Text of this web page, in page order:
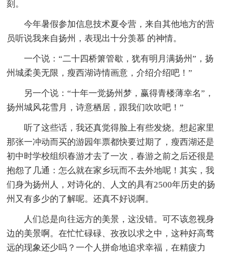
刻。
今年暑假参加信息技术夏令营，来自其他地方的营
员听说我来自扬州，表现出十分羡慕 的神情。
一个说：“二十四桥箫管歇，犹有明月满扬州”，扬
州城柔美无限，瘦西湖诗情画意，介绍介绍吧！”
另一个说：“十年一觉扬州梦，赢得青楼薄幸名”，
扬州城风花雪月，诗意栖居，跟我们吹吹吧！”
听了这些话，我还真觉得脸上有些发烧。想起家里
那张一冲动而买的游园年票都快要过期了，瘦西湖还是
初中时学校组织春游才去了一次，春游之前之后还很是
抱怨了几通：怎么就在家乡玩而不去外地呢！其实，我
们身为扬州人，对诗化的、人文的具有2500年历史的扬
州又有多少的了解呢。还真不好说啊。
人们总是向往远方的美景，这没错。可不该忽视身
边的美景啊。在忙忙碌碌、孜孜以求之中，这种好高骛
远的现象还少吗？一个人拼命地追求幸福，在精疲力